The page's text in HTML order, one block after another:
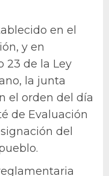
en el
y en
23 de la Ley
la junta
el orden del día
de Evaluación
del